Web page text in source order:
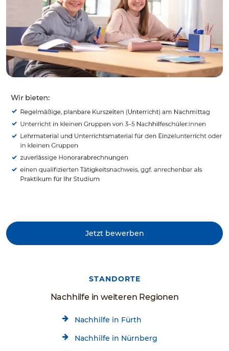
Jetzt bewerben
STANDORTE
Nachhilfe in weiteren Regionen
Nachhilfe in Fürth
Nachhilfe in Nürnberg